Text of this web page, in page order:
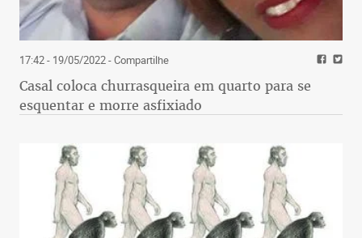
17:42 - 19/05/2022- Compartilhe
Casal coloca churrasqueira em quarto para se
esquentar e morre asfixiado